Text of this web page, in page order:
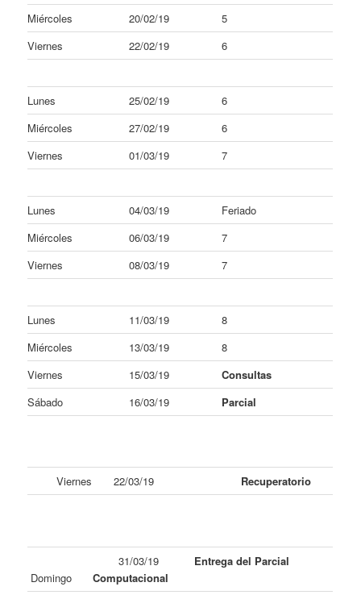
Miércoles
20/02/19
5
Viernes
22/02/19 6
Lunes 25/02/19
6
Miércoles
27/02/19
6
Viernes
01/03/19 7
Lunes 04/03/19
Feriado
Miércoles
06/03/19
7
Viernes
08/03/19 7
Lunes 11/03/19
8
Miércoles
13/03/19
8
Viernes
15/03/19
Consultas
Sábado
16/03/19 Parcial
Viernes 22/03/19 Recuperatorio
Domingo
31/03/19 Entrega del Parcial
Computacional